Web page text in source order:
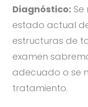
Diagnóstico:
estado actual
estructuras de
examen
adecuado o se
tratamiento.